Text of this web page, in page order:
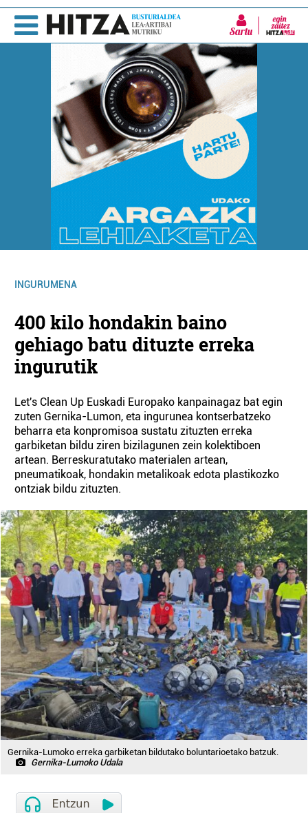
Sartu
INGURUMENA
400 kilo hondakin baino
gehiago batu dituzte erreka
ingurutik
Let's Clean Up Euskadi Europako kanpainagaz bat egin
zuten Gernika-Lumon, eta ingurunea kontserbatzeko
beharra eta konpromisoa sustatu zituzten erreka
garbiketan bildu ziren bizilagunen zein kolektiboen
artean. Berreskuratutako materialen artean,
pneumatikoak, hondakin metalikoak edota plastikozko
ontziak bildu zituzten.
Gernika-Lumoko erreka garbiketan bildutako boluntarioetako batzuk.
Gernika-Lumoko Udala